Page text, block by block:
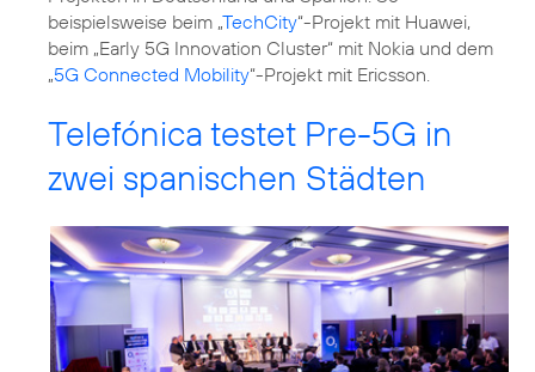
beispielsweise beim „TechCity“-Projekt mit Huawei,
beim „Early 5G Innovation Cluster“ mit Nokia und dem
„5G Connected Mobility“-Projekt mit Ericsson.
Telefónica testet Pre-5G in
zwei spanischen Städten